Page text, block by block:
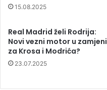
15.08.2025
Real Madrid želi Rodrija:
Novi vezni motor u zamjeni
za Krosa i Modrića?
23.07.2025